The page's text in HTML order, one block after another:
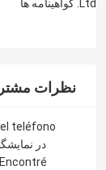
نظرات
teléfono